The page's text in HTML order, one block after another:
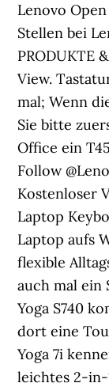
Lenovo
Stellen bei
PRODUKTE
View.
mal; Wenn
Sie bitte
Office ein
Follow
Kostenloser
Laptop
Laptop aufs
flexible
auch mal ein
Yoga S740
dort eine
Yoga 7i
leichtes 2-